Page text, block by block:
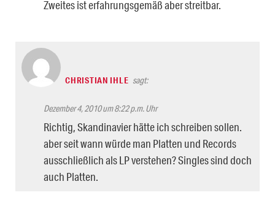
Zweites ist erfahrungsgemäß aber streitbar.
CHRISTIAN IHLE sagt:
Dezember 4, 2010 um 8:22 p.m. Uhr
Richtig, Skandinavier hätte ich schreiben sollen.
aber seit wann würde man Platten und Records
ausschließlich als LP verstehen? Singles sind doch
auch Platten.